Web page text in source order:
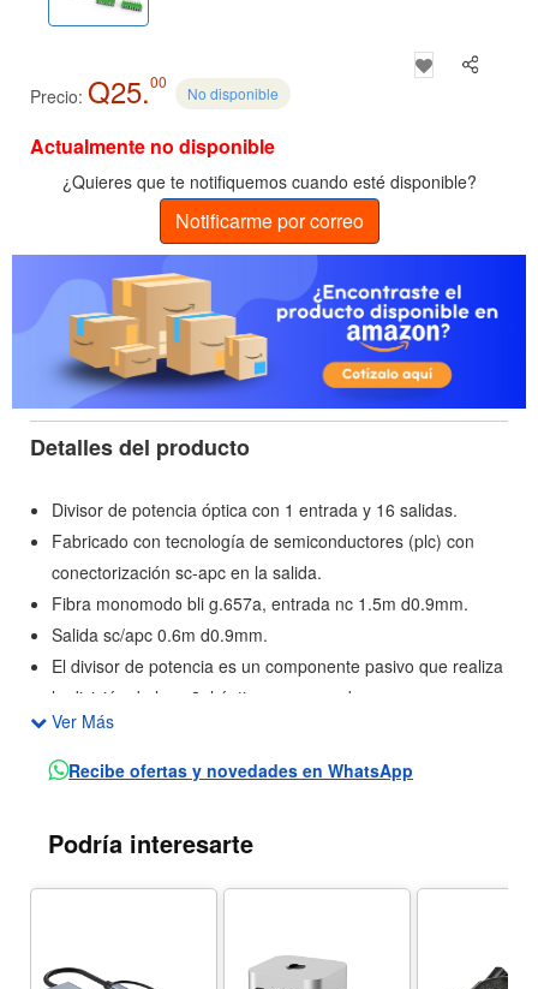
Precio: Q25.00
No disponible
Actualmente no disponible
¿Quieres que te notifiquemos cuando esté disponible?
Notificarme por correo
Detalles del producto
Divisor de potencia óptica con 1 entrada y 16 salidas.
Fabricado con tecnología de semiconductores (plc) con
conectorización sc-apc en la salida.
Fibra monomodo bli g.657a, entrada nc 1.5m d0.9mm.
Salida sc/apc 0.6m d0.9mm.
El divisor de potencia es un componente pasivo que realiza
la división de la señal óptica en una red pon.
Dividen la potencia de la señal óptica proporcionalmente.
Se utilizan principalmente en redes ópticas FTTx / PON y
Ver Más
Recibe ofertas y novedades en WhatsApp
Podría interesarte